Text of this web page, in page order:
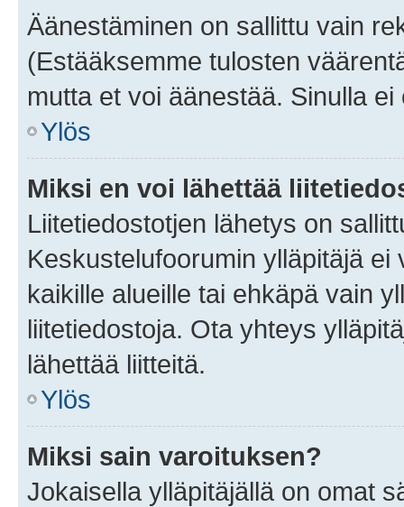
Äänestäminen on sallittu vain
(Estääksemme tulosten
mutta et voi äänestää. Sinulla
Ylös
Miksi en voi lähettää
Liitetiedostotjen lähetys on
Keskustelufoorumin ylläpitäjä
kaikille alueille tai ehkäpä vain
liitetiedostoja. Ota yhteys
lähettää liitteitä.
Ylös
Miksi sain varoituksen?
Jokaisella ylläpitäjällä on omat